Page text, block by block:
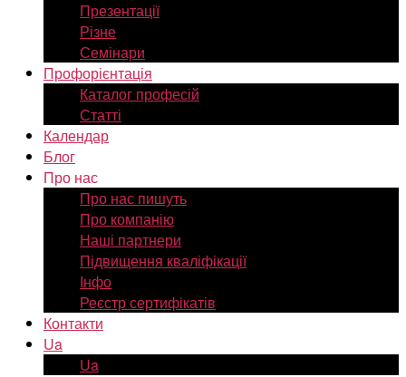
Презентації
Різне
Семінари
Профорієнтація
Каталог професій
Статті
Календар
Блог
Про нас
Про нас пишуть
Про компанію
Наші партнери
Підвищення кваліфікації
Інфо
Реєстр сертифікатів
Контакти
Ua
Ua